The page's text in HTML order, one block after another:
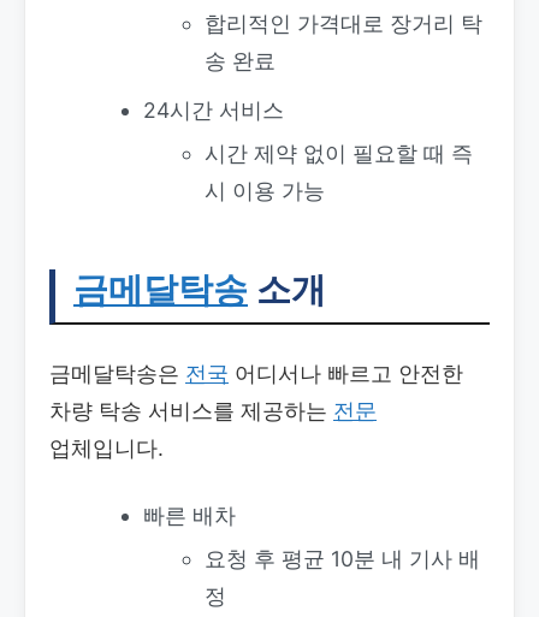
합리적인 가격대로 장거리 탁
송 완료
24시간 서비스
시간 제약 없이 필요할 때 즉
시 이용 가능
금메달탁송 소개
금메달탁송은 전국 어디서나 빠르고 안전한
차량 탁송 서비스를 제공하는 전문
업체입니다.
빠른 배차
요청 후 평균 10분 내 기사 배
정